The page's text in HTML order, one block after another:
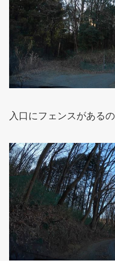
入口にフェンスがある